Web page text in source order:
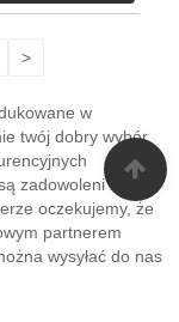
>
w
twój dobry wybór.
zadowoleni z
oczekujemy, że
partnerem
wysyłać do nas